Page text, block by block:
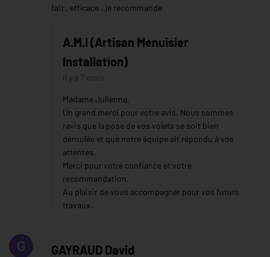
fait , efficace ..je recommande
A.M.I (Artisan Menuisier
Installation)
il y a 7 mois
Madame Julienne,
Un grand merci pour votre avis. Nous sommes
ravis que la pose de vos volets se soit bien
déroulée et que notre équipe ait répondu à vos
attentes.
Merci pour votre confiance et votre
recommandation.
Au plaisir de vous accompagner pour vos futurs
travaux.
GAYRAUD David